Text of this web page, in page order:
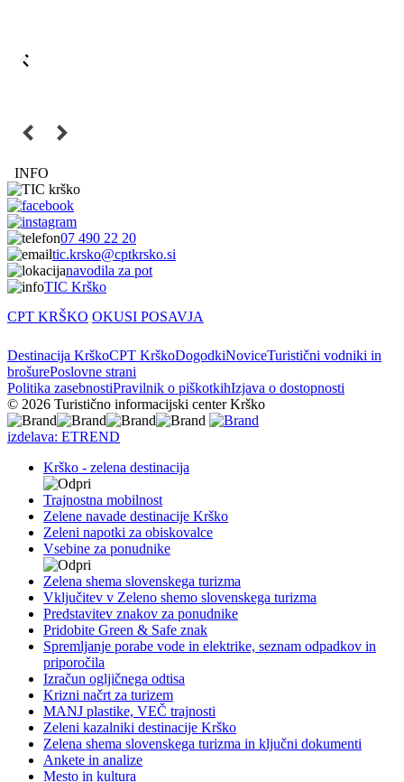
07 490 22 20
tic.krsko@cptkrsko.si
navodila za pot
TIC Krško
CPT KRŠKO OKUSI POSAVJA
Destinacija KrškoCPT KrškoDogodkiNoviceTuristični vodniki in
brošurePoslovne strani
Politika zasebnostiPravilnik o piškotkihIzjava o dostopnosti
© 2026 Turistično informacijski center Krško
izdelava: ETREND
Krško - zelena destinacija
Trajnostna mobilnost
Zelene navade destinacije Krško
Zeleni napotki za obiskovalce
Vsebine za ponudnike
Zelena shema slovenskega turizma
Vključitev v Zeleno shemo slovenskega turizma
Predstavitev znakov za ponudnike
Pridobite Green & Safe znak
Spremljanje porabe vode in elektrike, seznam odpadkov in
priporočila
Izračun ogljičnega odtisa
Krizni načrt za turizem
MANJ plastike, VEČ trajnosti
Zeleni kazalniki destinacije Krško
Zelena shema slovenskega turizma in ključni dokumenti
Ankete in analize
Mesto in kultura